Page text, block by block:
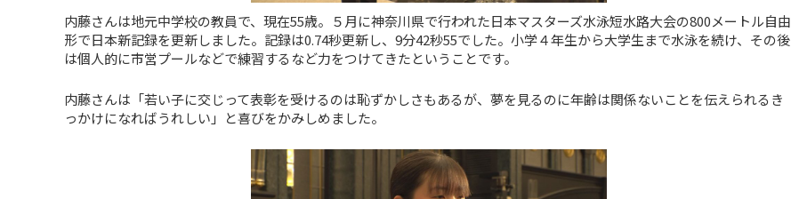
内藤さんは地元中学校の教員で、現在55歳。５月に神奈川県で行われた日本マスターズ水泳短水路大会の800メートル自由
形で日本新記録を更新しました。記録は0.74秒更新し、9分42秒55でした。小学４年生から大学生まで水泳を続け、その後
は個人的に市営プールなどで練習するなど力をつけてきたということです。
内藤さんは「若い子に交じって表彰を受けるのは恥ずかしさもあるが、夢を見るのに年齢は関係ないことを伝えられるき
っかけになればうれしい」と喜びをかみしめました。